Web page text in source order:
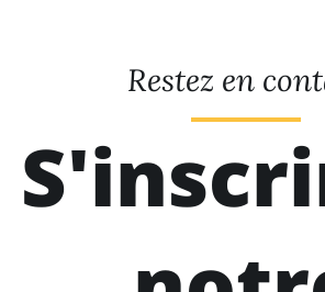
Restez en